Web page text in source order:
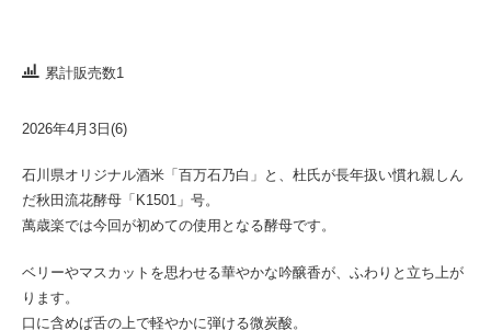
累計販売数1
2026年4月3日(6)
石川県オリジナル酒米「百万石乃白」と、杜氏が長年扱い慣れ親しん
だ秋田流花酵母「K1501」号。
萬歳楽では今回が初めての使用となる酵母です。
ベリーやマスカットを思わせる華やかな吟醸香が、ふわりと立ち上が
ります。
口に含めば舌の上で軽やかに弾ける微炭酸。